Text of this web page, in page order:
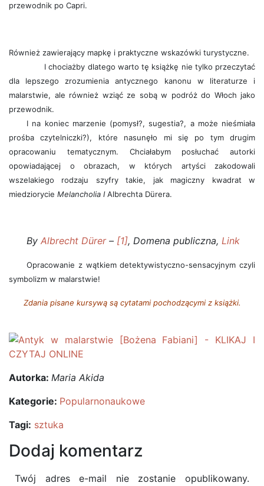
przewodnik po Capri.
Również zawierający mapkę i praktyczne wskazówki turystyczne.
I chociażby dlatego warto tę książkę nie tylko przeczytać
dla lepszego zrozumienia antycznego kanonu w literaturze i
malarstwie, ale również wziąć ze sobą w podróż do Włoch jako
przewodnik.
I na koniec marzenie (pomysł?, sugestia?, a może nieśmiała
prośba czytelniczki?), które nasunęło mi się po tym drugim
opracowaniu tematycznym. Chciałabym posłuchać autorki
opowiadającej o obrazach, w których artyści zakodowali
wszelakiego rodzaju szyfry takie, jak magiczny kwadrat w
miedziorycie Melancholia I Albrechta Dürera.
By Albrecht Dürer– [1], Domena publiczna, Link
Opracowanie z wątkiem detektywistyczno-sensacyjnym czyli
symbolizm w malarstwie!
Zdania pisane kursywą są cytatami pochodzącymi z książki.
Autorka: Maria Akida
Kategorie: Popularnonaukowe
Tagi: sztuka
Dodaj komentarz
Twój adres e-mail nie zostanie opublikowany.